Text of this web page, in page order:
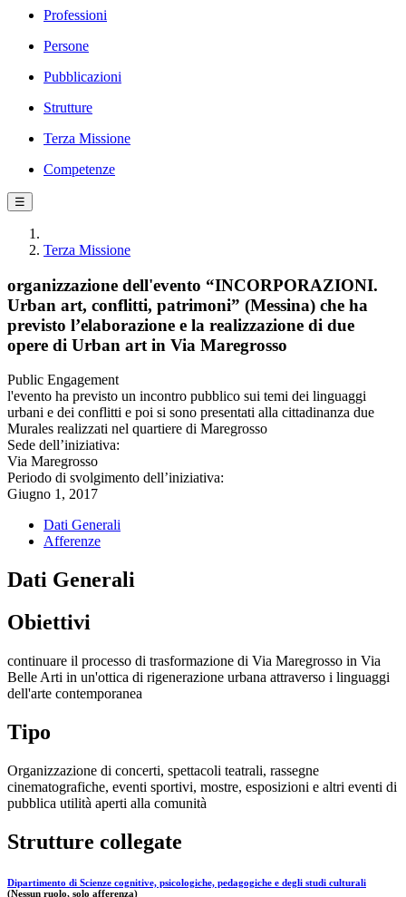
Professioni
Persone
Pubblicazioni
Strutture
Terza Missione
Competenze
☰
Terza Missione
organizzazione dell'evento “INCORPORAZIONI.
Urban art, conflitti, patrimoni” (Messina) che ha
previsto l’elaborazione e la realizzazione di due
opere di Urban art in Via Maregrosso
Public Engagement
l'evento ha previsto un incontro pubblico sui temi dei linguaggi
urbani e dei conflitti e poi si sono presentati alla cittadinanza due
Murales realizzati nel quartiere di Maregrosso
Sede dell’iniziativa:
Via Maregrosso
Periodo di svolgimento dell’iniziativa:
Giugno 1, 2017
Dati Generali
Afferenze
Dati Generali
Obiettivi
continuare il processo di trasformazione di Via Maregrosso in Via
Belle Arti in un'ottica di rigenerazione urbana attraverso i linguaggi
dell'arte contemporanea
Tipo
Organizzazione di concerti, spettacoli teatrali, rassegne
cinematografiche, eventi sportivi, mostre, esposizioni e altri eventi di
pubblica utilità aperti alla comunità
Strutture collegate
Dipartimento di Scienze cognitive, psicologiche, pedagogiche e degli studi culturali
(Nessun ruolo, solo afferenza)